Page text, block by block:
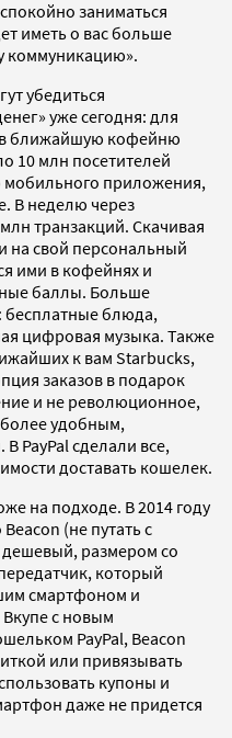
заниматься
иметь о вас больше
коммуникацию».
убедиться
уже сегодня: для
в ближайшую кофейню
10 млн посетителей
приложения,
В неделю через
транзакций. Скачивая
на свой персональный
ими в кофейнях и
баллы. Больше
блюда,
цифровая музыка. Также
к вам Starbucks,
заказов в подарок
и не революционное,
удобным,
PayPal сделали все,
доставать кошелек.
на подходе. В 2014 году
(не путать с
размером со
который
смартфоном и
с новым
PayPal, Beacon
или привязывать
купоны и
даже не придется